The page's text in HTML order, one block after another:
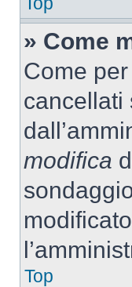
» Come
Come
cancellati
modifica
Top